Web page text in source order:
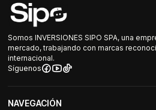
Somos INVERSIONES SIPO SPA, una
mercado, trabajando con marcas
internacional.
Síguenos
NAVEGACIÓN